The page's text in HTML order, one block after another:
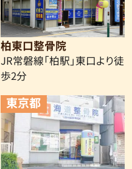
柏東口整骨院
JR常磐線「柏駅」東口より徒
歩2分
東京都